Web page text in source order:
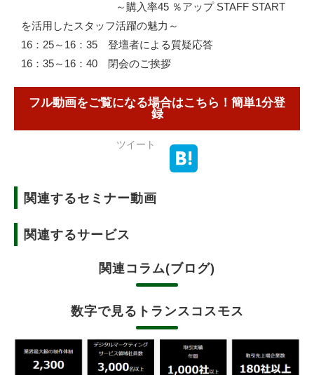
～購入率45 ％アップ STAFF START
を活用したスタッフ活躍の魅力～
16：25～16：35 登壇者による質疑応答
16：35～16：40 閉会のご挨拶
フル動画をご覧になる場合はこちら！簡単1分登
録
ツイート
関連するセミナー動画
関連するサービス
関連コラム(ブログ)
数字で見るトランスコスモス